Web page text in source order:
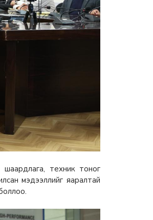
техник тоног
мэдээллийг яаралтай